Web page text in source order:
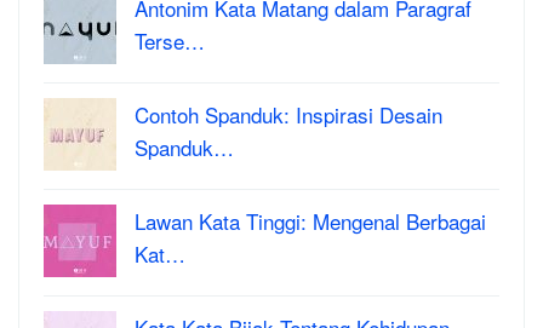
Antonim Kata Matang dalam Paragraf
Terse…
Contoh Spanduk: Inspirasi Desain
Spanduk…
Lawan Kata Tinggi: Mengenal Berbagai
Kat…